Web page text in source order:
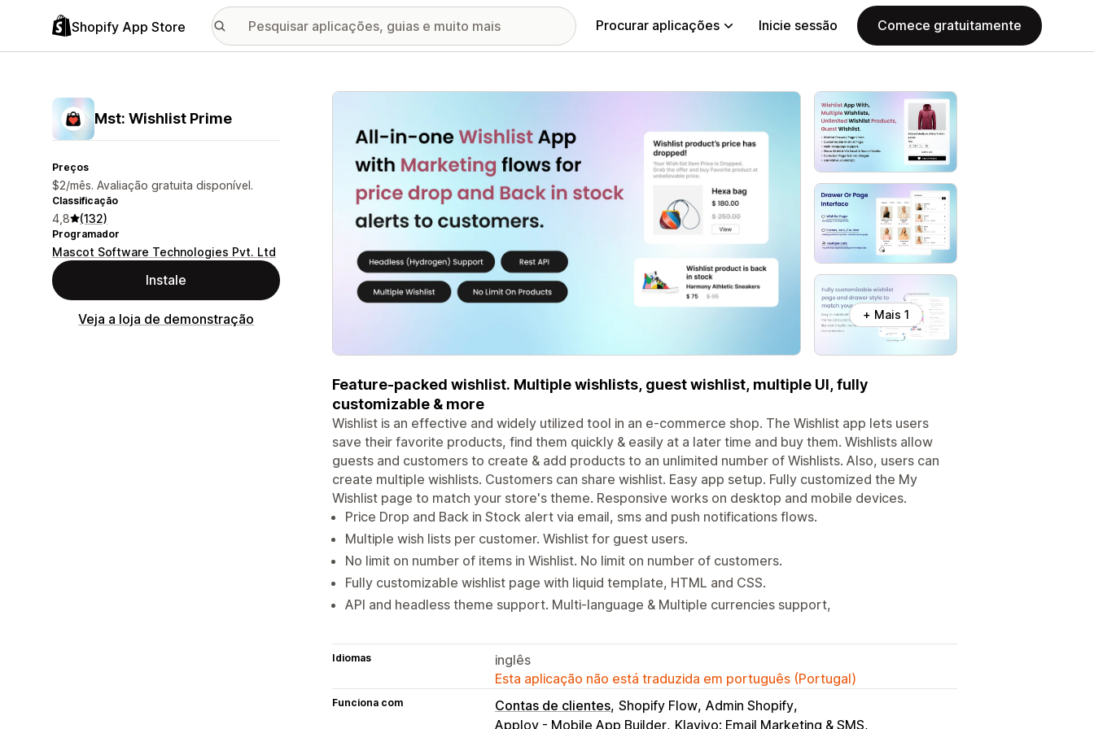
Shopify App Store Procurar aplicações Inicie sessão Comece gratuitamente
Mst: Wishlist Prime
Preços
$2/mês. Avaliação gratuita disponível.
Classificação
4,8 (132)
Programador
Mascot Software Technologies Pvt. Ltd
Instale
Veja a loja de demonstração
Galeria de imagens em destaque
+ Mais 1
Feature-packed wishlist. Multiple wishlists, guest wishlist, multiple UI, fully
customizable & more
Wishlist is an effective and widely utilized tool in an e-commerce shop. The Wishlist app lets users
save their favorite products, find them quickly & easily at a later time and buy them. Wishlists allow
guests and customers to create & add products to an unlimited number of Wishlists. Also, users can
create multiple wishlists. Customers can share wishlist. Easy app setup. Fully customized the My
Wishlist page to match your store's theme. Responsive works on desktop and mobile devices.
Price Drop and Back in Stock alert via email, sms and push notifications flows.
Multiple wish lists per customer. Wishlist for guest users.
No limit on number of items in Wishlist. No limit on number of customers.
Fully customizable wishlist page with liquid template, HTML and CSS.
API and headless theme support. Multi-language & Multiple currencies support,
Idiomas
inglês
Esta aplicação não está traduzida em português (Portugal)
Funciona com Contas de clientes Shopify Flow Admin Shopify
Apploy - Mobile App Builder Klaviyo: Email Marketing & SMS